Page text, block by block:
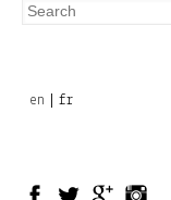
Search
en fr